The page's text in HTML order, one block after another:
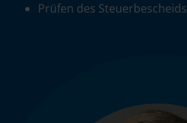
Prüfen des Steuerbescheids